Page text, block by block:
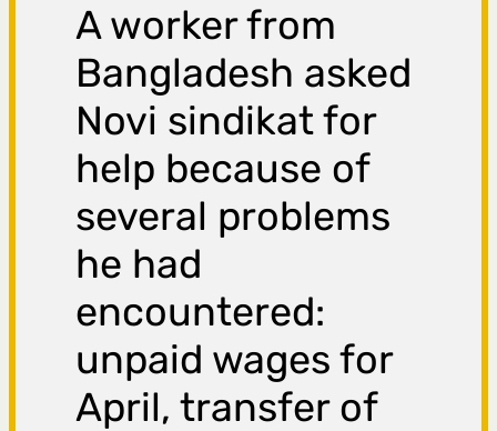
A worker from
Bangladesh asked
Novi sindikat for
help because of
several problems
he had
encountered:
unpaid wages for
April, transfer of